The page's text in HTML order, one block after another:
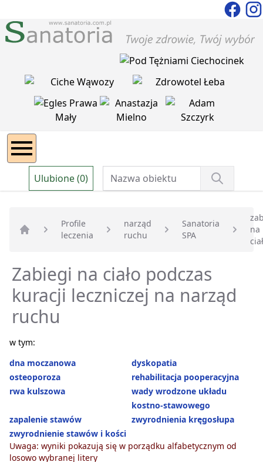
Ulubione (0)
Strona główna
Profile
leczenia
narząd
ruchu
Sanatoria
SPA
na
Zabiegi na ciało podczas
kuracji leczniczej na narząd
ruchu
w tym:
dna moczanowa
dyskopatia
osteoporoza
rehabilitacja pooperacyjna
rwa kulszowa
wady wrodzone układu
kostno-stawowego
zapalenie stawów
zwyrodnienia kręgosłupa
zwyrodnienie stawów i kości
Uwaga: wyniki pokazują się w porządku alfabetycznym od
losowo wybranej litery